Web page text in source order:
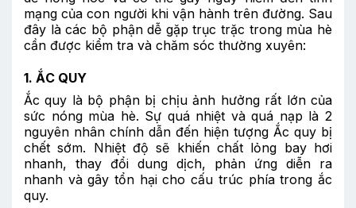
mạng của con người khi vận hành trên đường. Sau
đây là các bộ phận dễ gặp trục trặc trong mùa hè
cần được kiểm tra và chăm sóc thường xuyên:
1. ẮC QUY
Ắc quy là bộ phận bị chịu ảnh hưởng rất lớn của
sức nóng mùa hè. Sự quá nhiệt và quá nạp là 2
nguyên nhân chính dẫn đến hiện tượng Ắc quy bị
chết sớm. Nhiệt độ sẽ khiến chất lỏng bay hơi
nhanh, thay đổi dung dịch, phản ứng diễn ra
nhanh và gây tổn hại cho cấu trúc phía trong ắc
quy.